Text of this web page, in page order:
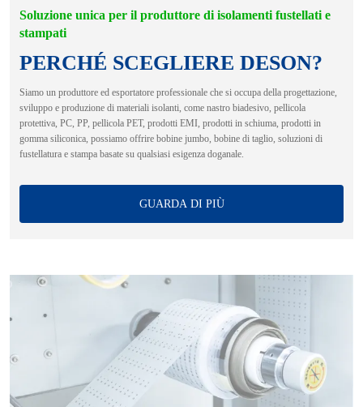
Soluzione unica per il produttore di isolamenti fustellati e
stampati
PERCHÉ SCEGLIERE DESON?
Siamo un produttore ed esportatore professionale che si occupa della progettazione,
sviluppo e produzione di materiali isolanti, come nastro biadesivo, pellicola
protettiva, PC, PP, pellicola PET, prodotti EMI, prodotti in schiuma, prodotti in
gomma siliconica, possiamo offrire bobine jumbo, bobine di taglio, soluzioni di
fustellatura e stampa basate su qualsiasi esigenza doganale.
GUARDA DI PIÙ